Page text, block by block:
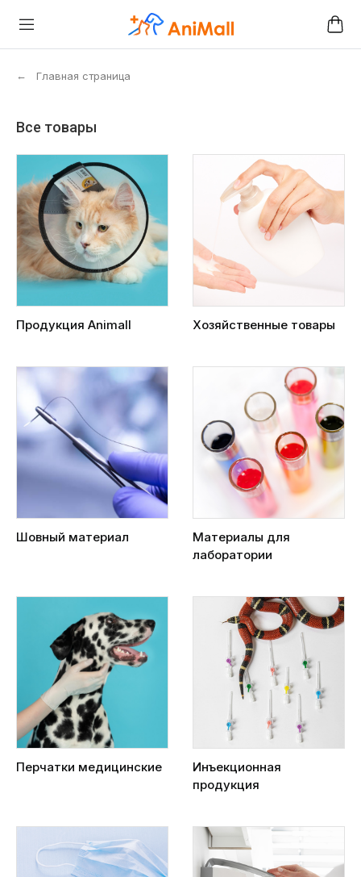
← Главная страница
Все товары
Продукция Animall Хозяйственные товары
Шовный материал
Материалы для
лаборатории
Перчатки медицинские
Инъекционная
продукция